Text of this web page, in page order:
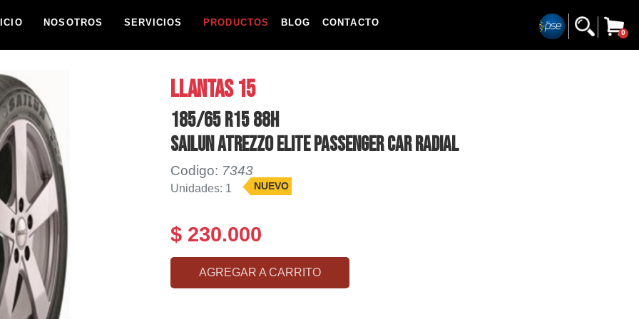
0
NOSOTROS SERVICIOS PRODUCTOS BLOG CONTACTO
LLANTAS 15
185/65 R15 88H
SAILUN ATREZZO ELITE PASSENGER CAR RADIAL
Codigo: 7343
Unidades: 1 NUEVO
$ 230.000
AGREGAR A CARRITO